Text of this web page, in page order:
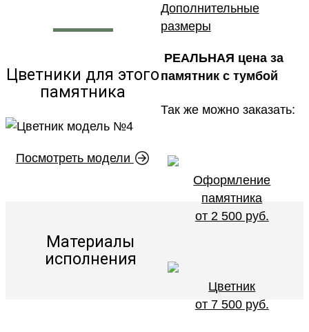
Дополнительные
размеры
РЕАЛЬНАЯ цена за
памятник с тумбой
Так же можно заказать:
Оформление
памятника
от 2 500 руб.
Цветник
от 7 500 руб.
Цветники для этого
памятника
Посмотреть модели
Материалы
исполнения